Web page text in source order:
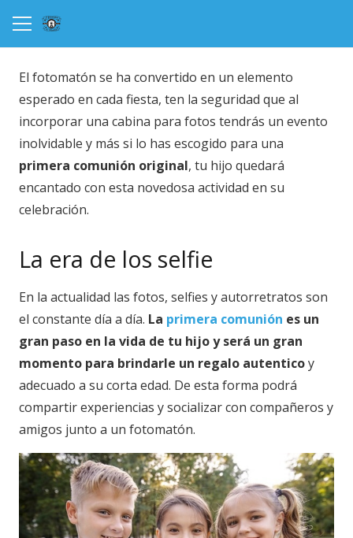
El fotomatón se ha convertido en un elemento
esperado en cada fiesta, ten la seguridad que al
incorporar una cabina para fotos tendrás un evento
inolvidable y más si lo has escogido para una
primera comunión original, tu hijo quedará
encantado con esta novedosa actividad en su
celebración.
La era de los selfie
En la actualidad las fotos, selfies y autorretratos son
el constante día a día. La primera comunión es un
gran paso en la vida de tu hijo y será un gran
momento para brindarle un regalo autenticoy
adecuado a su corta edad. De esta forma podrá
compartir experiencias y socializar con compañeros y
amigos junto a un fotomatón.